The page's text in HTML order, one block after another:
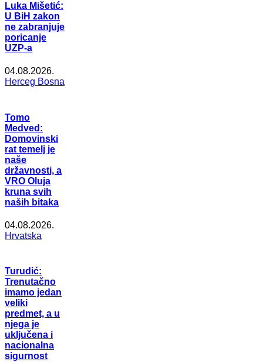
Luka Mišetić:
U BiH zakon
ne zabranjuje
poricanje
UZP-a
04.08.2026.
Herceg Bosna
Tomo
Medved:
Domovinski
rat temelj je
naše
državnosti, a
VRO Oluja
kruna svih
naših bitaka
04.08.2026.
Hrvatska
Turudić:
Trenutačno
imamo jedan
veliki
predmet, a u
njega je
uključena i
nacionalna
sigurnost